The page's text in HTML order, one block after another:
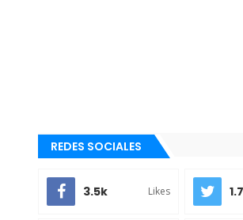
REDES SOCIALES
3.5k Likes